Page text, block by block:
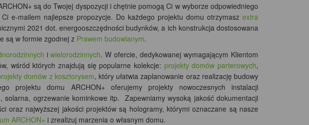
są do Twojej dyspozycji i chętnie pomogą Ci w wyborze odpowiedniego
e-mailem najlepsze propozycje. Do każdego projektu domu otrzymaszextra
2021 dot. energooszczędności budynków, a ich konstrukcja dostosowana
są w formie zgodnej z Prawem budowlanym.
iwielorodzinnych. W ofercie, dedykowanej wymagającym Klientom
wśród których znajdują się popularne kolekcje: projekty domów parterowych,
domów z kosztorysem, który ułatwia zaplanowanie oraz realizację budowy
projektu domu ARCHON+ oferujemy projekty nowoczesnych instalacji
, solarna, ogrzewanie kominkowe itp. Zapewniamy wysoką jakość dokumentacji
oraz najwyższej jakości projektów są hologramy, którymi oznaczane są nasze
ARCHON+ i zrealizuj marzenia o własnym domu.